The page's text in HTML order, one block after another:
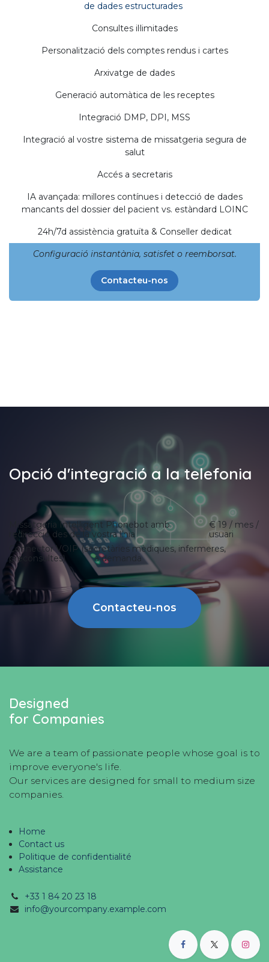
de dades estructurades
Consultes il·limitades
Personalització dels comptes rendus i cartes
Arxivatge de dades
Generació automàtica de les receptes
Integració DMP, DPI, MSS
Integració al vostre sistema de missatgeria segura de
salut
Accés a secretaris
IA avançada: millores contínues i detecció de dades
mancants del dossier del pacient vs. estàndard LOINC
24h/7d assistència gratuïta & Conseller dedicat
Configuració instantània, satisfet o reemborsat.
Contacteu-nos
Opció d'integració a la telefonia
Missatgeria Intel·ligent Phonebot amb
redirecció des de la vostra línia
€ 19 / mes /
usuari
Connector VOIP (secretàries mèdiques, infermeres,
preconsultes) a demanda
Contacteu-nos
Designed
for Companies
We are a team of passionate people whose goal is to
improve everyone's life.
Our services are designed for small to medium size
companies.
Home
Contact us
Politique de confidentialité
Assistance
+33 1 84 20 23 18
info@yourcompany.example.com